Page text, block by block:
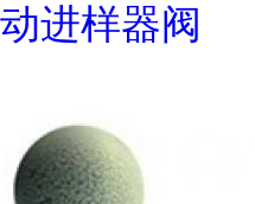
动进样器阀